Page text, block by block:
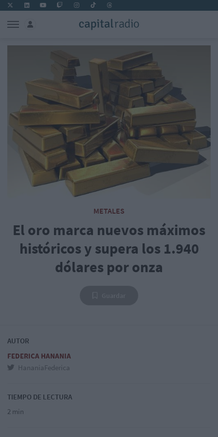
METALES
El oro marca nuevos máximos
históricos y supera los 1.940
dólares por onza
AUTOR
FEDERICA HANANIA
HananiaFederica
TIEMPO DE LECTURA
2 min